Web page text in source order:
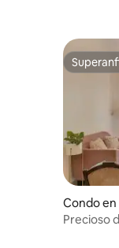
Condo
Precioso